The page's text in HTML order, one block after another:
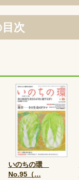
次
いのちの環
No.95（…